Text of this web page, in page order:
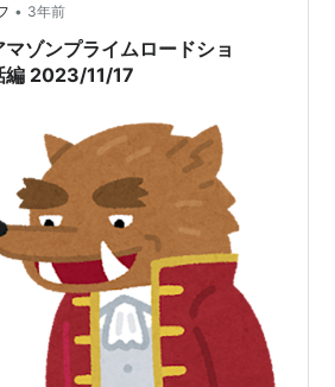
• 3年前
マゾンプライムロードショ
2023/11/17